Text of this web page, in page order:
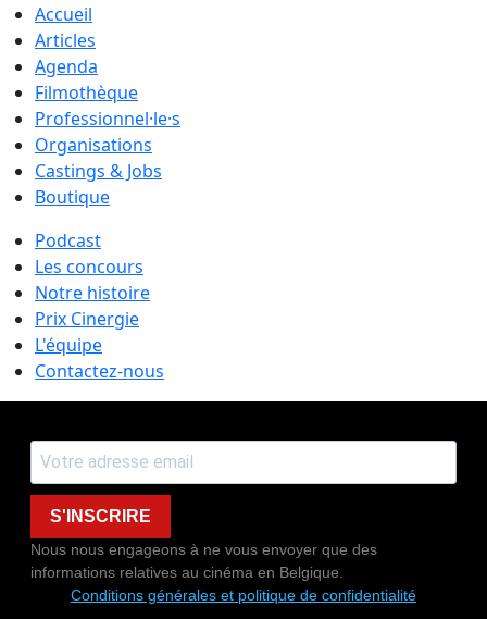
Accueil
Articles
Agenda
Filmothèque
Professionnel·le·s
Organisations
Castings & Jobs
Boutique
Podcast
Les concours
Notre histoire
Prix Cinergie
L'équipe
Contactez-nous
S'INSCRIRE
Nous nous engageons à ne vous envoyer que des
informations relatives au cinéma en Belgique.
Conditions générales et politique de confidentialité